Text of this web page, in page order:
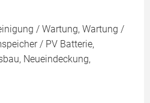
/ Wartung, Wartung /
/ PV Batterie,
Neueindeckung,